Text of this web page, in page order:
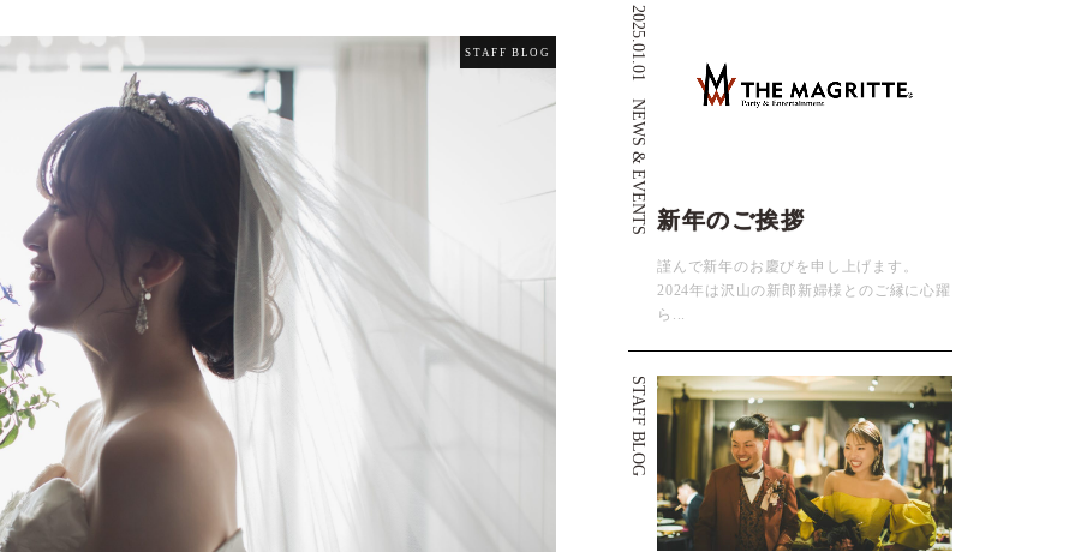
STAFF BLOG
新年のご挨拶
2025.01.01
NEWS & EVENTS
謹んで新年のお慶びを申し上げます。
2024年は沢山の新郎新婦様とのご縁に心躍
ら...
STAFF BLOG